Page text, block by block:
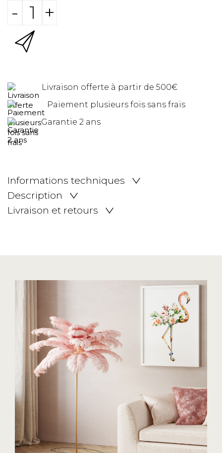
- +
Livraison offerte à partir de 500€
Paiement plusieurs fois sans frais
Garantie 2 ans
Informations techniques
Description
Livraison et retours